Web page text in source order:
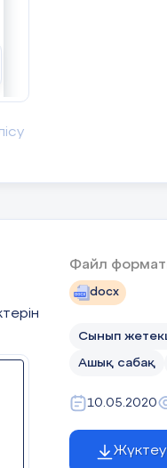
тему урока,
Файл
docx
Сынып
Ашық сабақ
10.05.2020
Жүктеу